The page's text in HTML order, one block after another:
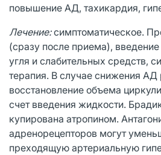
повышение АД, тахикардия,
Лечение:симптоматическое.
(сразу после приема),
угля и слабительных средств,
терапия. В случае снижения АД
восстановление объема
счет введения жидкости.
купирована атропином.
адренорецепторов могут
преходящую артериальную